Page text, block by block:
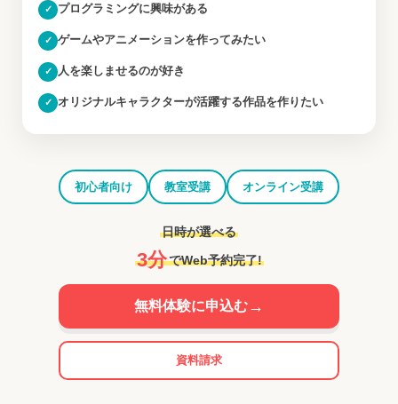
✓ プログラミングに興味がある
✓ ゲームやアニメーションを作ってみたい
✓ 人を楽しませるのが好き
✓ オリジナルキャラクターが活躍する作品を作りたい
初心者向け 教室受講 オンライン受講
日時が選べる
3分でWeb予約完了!
無料体験に申込む→
資料請求